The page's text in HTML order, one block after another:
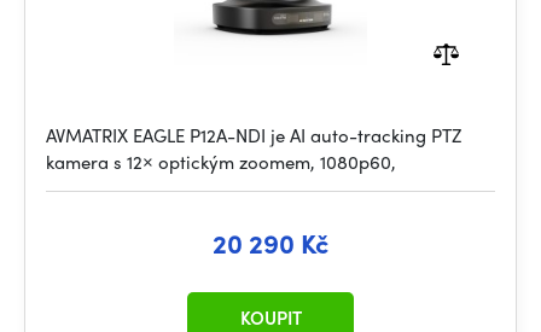
AVMATRIX EAGLE P12A-NDI je AI auto-tracking PTZ
kamera s 12× optickým zoomem, 1080p60,
20 290 Kč
KOUPIT